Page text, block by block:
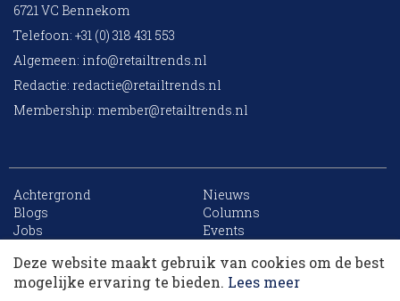
6721 VC Bennekom
Telefoon: +31 (0) 318 431 553
Algemeen: info@retailtrends.nl
Redactie: redactie@retailtrends.nl
Membership: member@retailtrends.nl
Achtergrond
Nieuws
Blogs
Columns
Jobs
Events
Archief
Sitemap
Deze website maakt gebruik van cookies om de best
mogelijke ervaring te bieden. Lees meer
10 collega’s
Korting op events